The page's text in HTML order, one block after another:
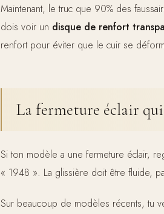
Maintenant, le truc que 90% des
dois voir un disque de renfort
renfort pour éviter que le cuir se
La fermeture éclair
Si ton modèle a une fermeture éclair,
« 1948 ». La glissière doit être fluide,
Sur beaucoup de modèles récents, tu